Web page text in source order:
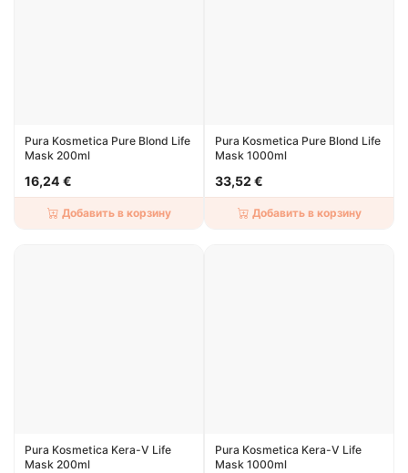
Pura Kosmetica Pure Blond Life
Mask 200ml
16,24 €
Добавить в корзину
Pura Kosmetica Pure Blond Life
Mask 1000ml
33,52 €
Добавить в корзину
Pura Kosmetica Kera-V Life
Mask 200ml
Pura Kosmetica Kera-V Life
Mask 1000ml